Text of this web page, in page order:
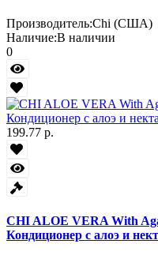
Производитель:Chi (США)
Наличие:В наличии
0
199.77 р.
CHI ALOE VERA With
Кондиционер с алоэ и